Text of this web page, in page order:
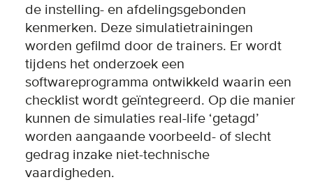
de instelling- en afdelingsgebonden
kenmerken. Deze simulatietrainingen
worden gefilmd door de trainers. Er wordt
tijdens het onderzoek een
softwareprogramma ontwikkeld waarin een
checklist wordt geïntegreerd. Op die manier
kunnen de simulaties real-life ‘getagd’
worden aangaande voorbeeld- of slecht
gedrag inzake niet-technische
vaardigheden.